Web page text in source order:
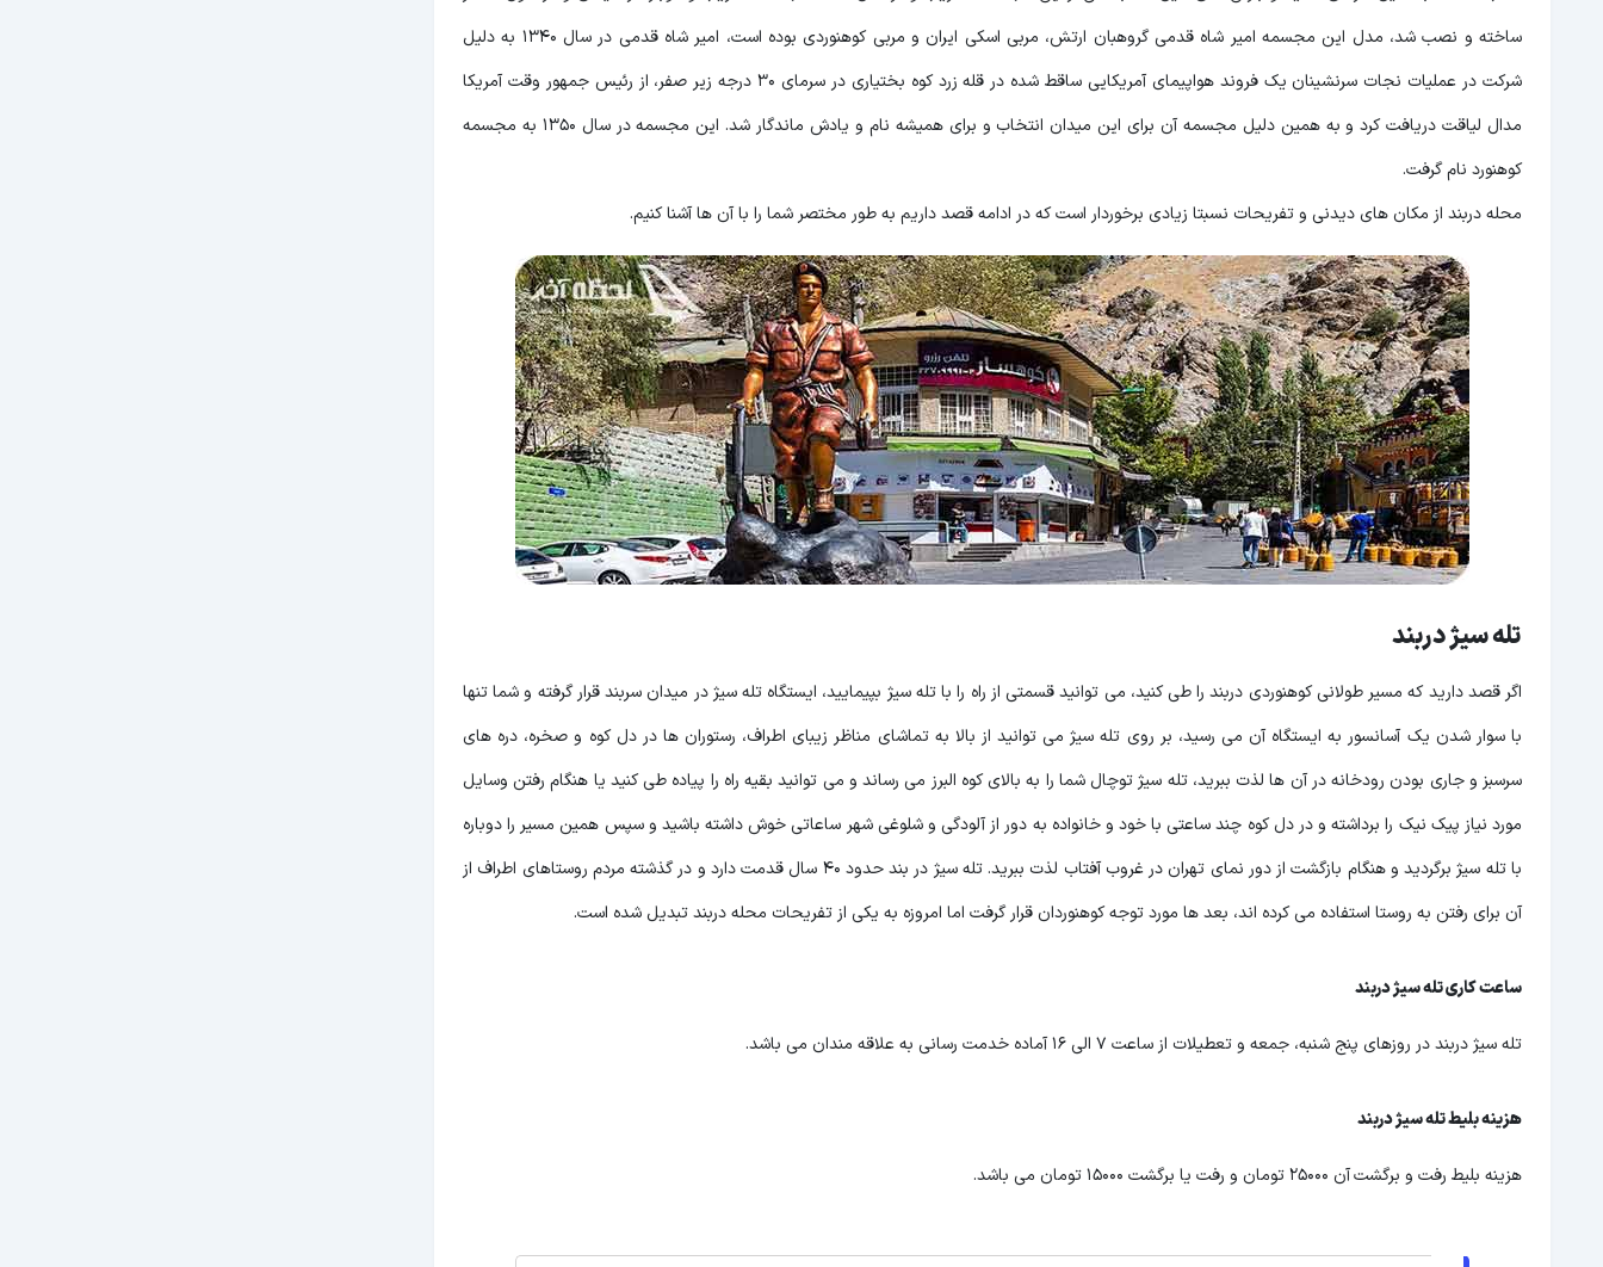
ساخته و نصب شد، مدل این مجسمه امیر شاه قدمی گروهبان ارتش، مربی اسکی ایران و مربی کوهنوردی بوده است، امیر شاه قدمی در سال 1340 به دلیل
شرکت در عملیات نجات سرنشینان یک فروند هواپیمای آمریکایی ساقط شده در قله زرد کوه بختیاری در سرمای 30 درجه زیر صفر، از رئیس جمهور وقت آمریکا
مدال لیاقت دریافت کرد و به همین دلیل مجسمه آن برای این میدان انتخاب و برای همیشه نام و یادش ماندگار شد. این مجسمه در سال 1350 به مجسمه
کوهنورد نام گرفت.
محله دربند از مکان های دیدنی و تفریحات نسبتا زیادی برخوردار است که در ادامه قصد داریم به طور مختصر شما را با آن ها آشنا کنیم.
تله سیژ دربند
اگر قصد دارید که مسیر طولانی کوهنوردی دربند را طی کنید، می توانید قسمتی از راه را با تله سیژ بپیمایید، ایستگاه تله سیژ در میدان سربند قرار گرفته و شما تنها
با سوار شدن یک آسانسور به ایستگاه آن می رسید، بر روی تله سیژ می توانید از بالا به تماشای مناظر زیبای اطراف، رستوران ها در دل کوه و صخره، دره های
سرسبز و جاری بودن رودخانه در آن ها لذت ببرید، تله سیژ توچال شما را به بالای کوه البرز می رساند و می توانید بقیه راه را پیاده طی کنید یا هنگام رفتن وسایل
مورد نیاز پیک نیک را برداشته و در دل کوه چند ساعتی با خود و خانواده به دور از آلودگی و شلوغی شهر ساعاتی خوش داشته باشید و سپس همین مسیر را دوباره
با تله سیژ برگردید و هنگام بازگشت از دور نمای تهران در غروب آفتاب لذت ببرید. تله سیژ در بند حدود 40 سال قدمت دارد و در گذشته مردم روستاهای اطراف از
آن برای رفتن به روستا استفاده می کرده اند، بعد ها مورد توجه کوهنوردان قرار گرفت اما امروزه به یکی از تفریحات محله دربند تبدیل شده است.
ساعت کاری تله سیژ دربند
تله سیژ دربند در روزهای پنج شنبه، جمعه و تعطیلات از ساعت 7 الی 16 آماده خدمت رسانی به علاقه مندان می باشد.
هزینه بلیط تله سیژ دربند
هزینه بلیط رفت و برگشتآن 25000 تومان و رفت یا برگشت 15000 تومان می باشد.